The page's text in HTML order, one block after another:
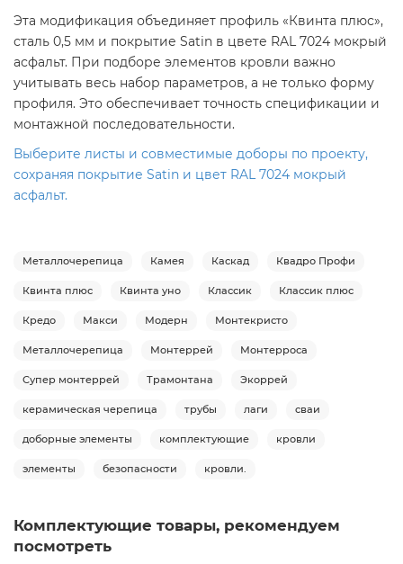
Эта модификация объединяет профиль «Квинта плюс»,
сталь 0,5 мм и покрытие Satin в цвете RAL 7024 мокрый
асфальт. При подборе элементов кровли важно
учитывать весь набор параметров, а не только форму
профиля. Это обеспечивает точность спецификации и
монтажной последовательности.
Выберите листы и совместимые доборы по проекту,
сохраняя покрытие Satin и цвет RAL 7024 мокрый
асфальт.
Металлочерепица Камея Каскад Квадро Профи
Квинта плюс Квинта уно Классик Классик плюс
Кредо Макси Модерн Монтекристо
Металлочерепица Монтеррей Монтерроса
Супер монтеррей Трамонтана Экоррей
керамическая черепица трубы лаги сваи
доборные элементы комплектующие кровли
элементы безопасности кровли.
Комплектующие товары, рекомендуем
посмотреть